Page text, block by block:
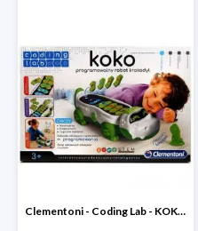
Clementoni - Coding Lab - KOKO programowalny robot krokodyl w super cenie